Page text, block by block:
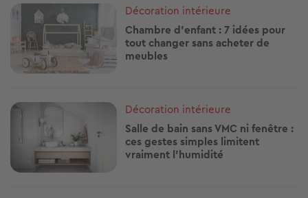
Image
Décoration intérieure
Chambre d’enfant : 7 idées pour
tout changer sans acheter de
meubles
Image
Décoration intérieure
Salle de bain sans VMC ni fenêtre :
ces gestes simples limitent
vraiment l’humidité